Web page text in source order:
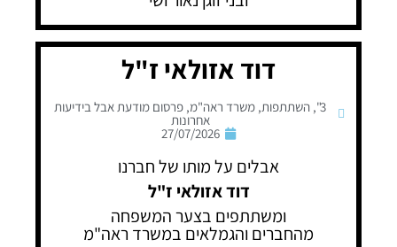
דוד אזולאי ז"ל
3"
, השתתפות, משרד ראה"מ, פרסום מודעת אבל בידיעות
אחרונות
27/07/2026
אבלים על מותו של חברנו
דוד אזולאי ז"ל
ומשתתפים בצער המשפחה
מהחברים והגמלאים במשרד ראה"מ